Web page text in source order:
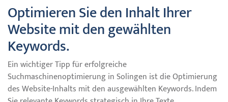
Optimieren Sie den Inhalt Ihrer
Website mit den gewählten
Keywords.
Ein wichtiger Tipp für erfolgreiche
Suchmaschinenoptimierung in Solingen ist die Optimierung
des Website-Inhalts mit den ausgewählten Keywords. Indem